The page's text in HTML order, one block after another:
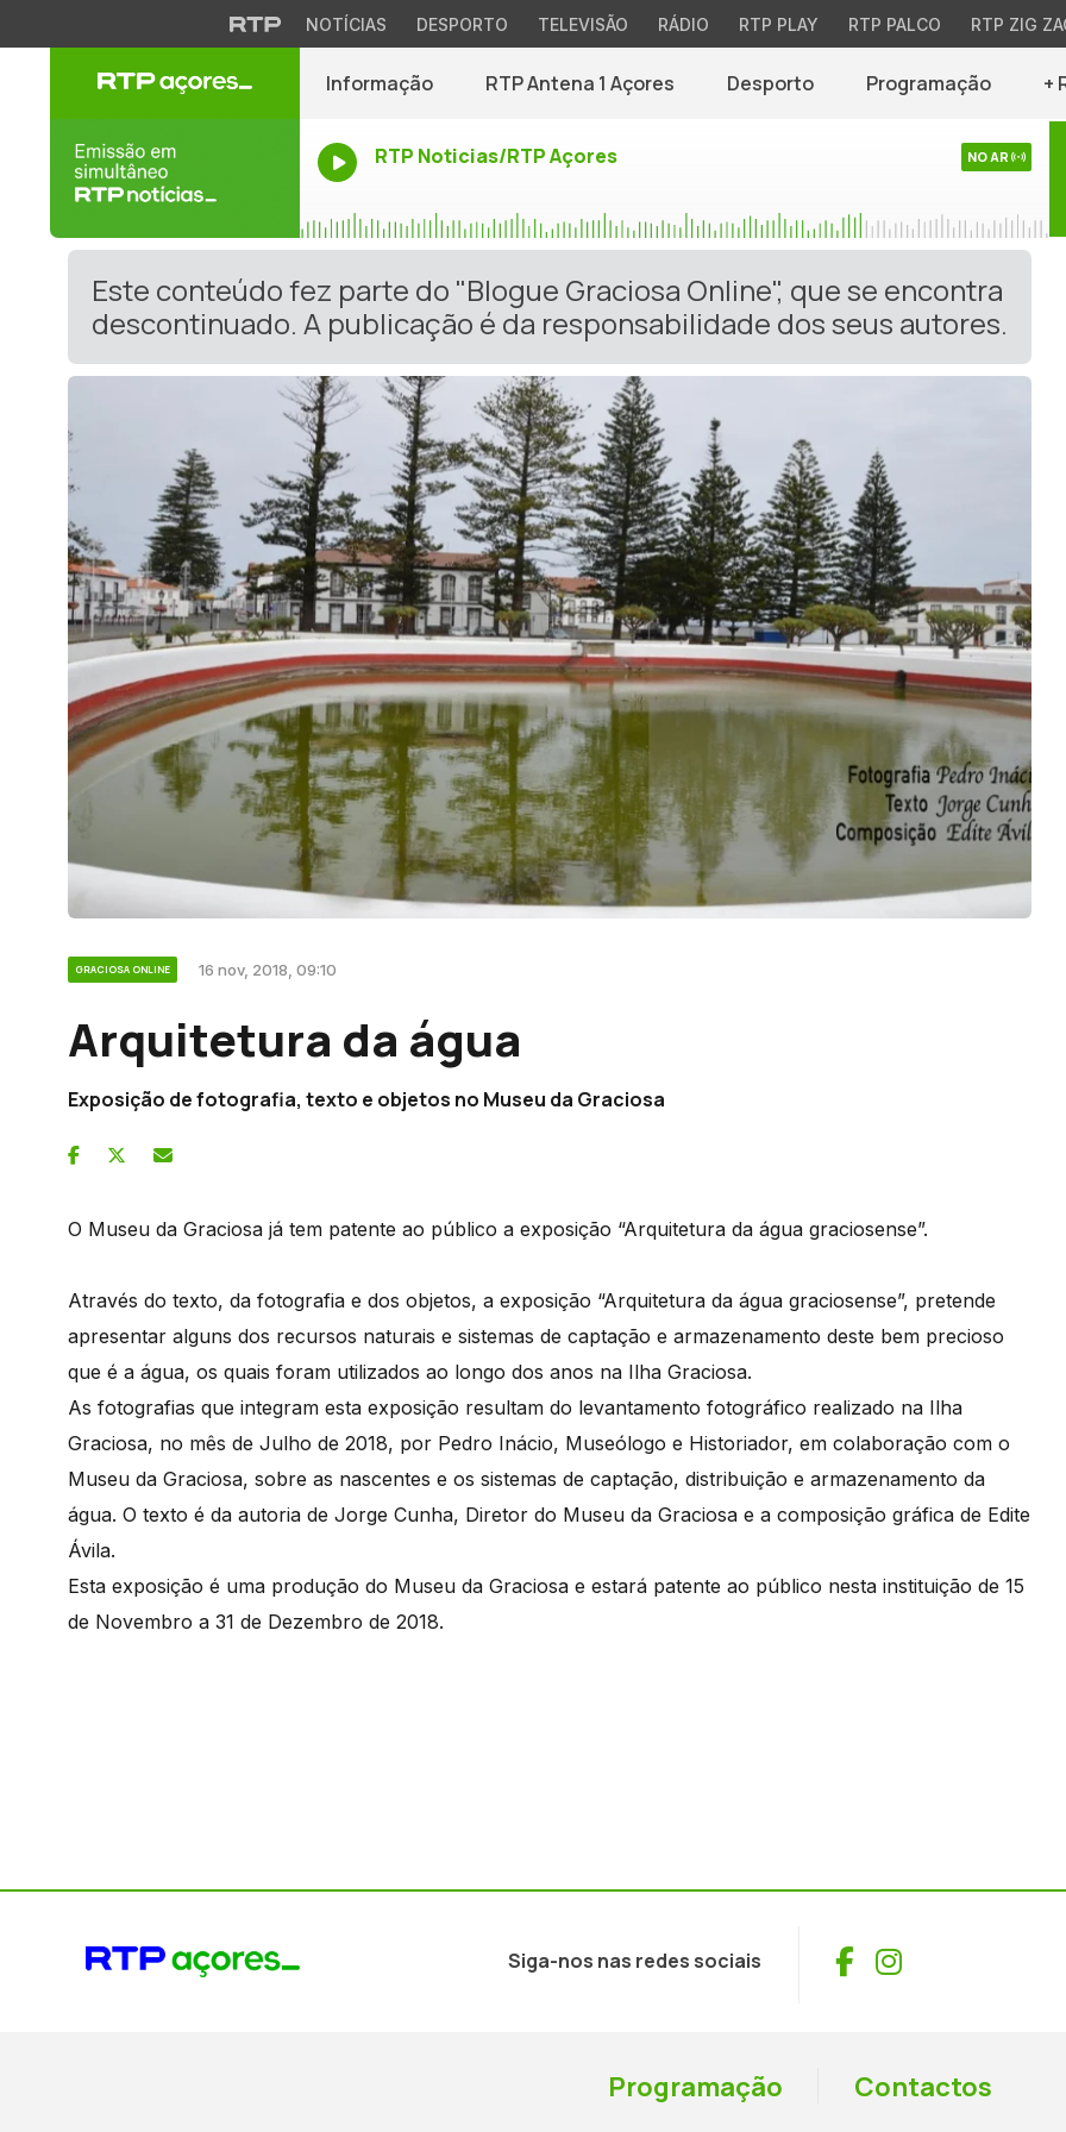
NOTÍCIAS DESPORTO TELEVISÃO RÁDIO RTP PLAY RTP PALCO RTP ZIG
Informação RTP Antena 1 Açores Desporto Programação +
RTP Noticias/RTP Açores NO AR
Este conteúdo fez parte do "Blogue Graciosa Online", que se encontra
descontinuado. A publicação é da responsabilidade dos seus autores.
GRACIOSA ONLINE 16 nov, 2018, 09:10
Arquitetura da água
Exposição de fotografia, texto e objetos no Museu da Graciosa
O Museu da Graciosa já tem patente ao público a exposição “Arquitetura da água graciosense”.
Através do texto, da fotografia e dos objetos, a exposição “Arquitetura da água graciosense”, pretende
apresentar alguns dos recursos naturais e sistemas de captação e armazenamento deste bem precioso
que é a água, os quais foram utilizados ao longo dos anos na Ilha Graciosa.
As fotografias que integram esta exposição resultam do levantamento fotográfico realizado na Ilha
Graciosa, no mês de Julho de 2018, por Pedro Inácio, Museólogo e Historiador, em colaboração com o
Museu da Graciosa, sobre as nascentes e os sistemas de captação, distribuição e armazenamento da
água. O texto é da autoria de Jorge Cunha, Diretor do Museu da Graciosa e a composição gráfica de Edite
Ávila.
Esta exposição é uma produção do Museu da Graciosa e estará patente ao público nesta instituição de 15
de Novembro a 31 de Dezembro de 2018.
Siga-nos nas redes sociais Facebook
Instagram
Programação Contactos